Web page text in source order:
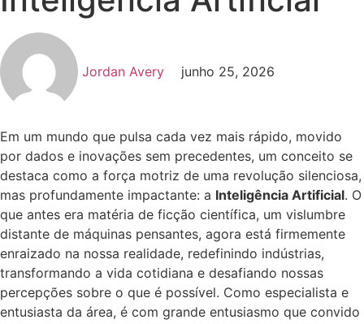
Jordan Avery junho 25, 2026
Em um mundo que pulsa cada vez mais rápido, movido
por dados e inovações sem precedentes, um conceito se
destaca como a força motriz de uma revolução silenciosa,
mas profundamente impactante: a Inteligência Artificial. O
que antes era matéria de ficção científica, um vislumbre
distante de máquinas pensantes, agora está firmemente
enraizado na nossa realidade, redefinindo indústrias,
transformando a vida cotidiana e desafiando nossas
percepções sobre o que é possível. Como especialista e
entusiasta da área, é com grande entusiasmo que convido